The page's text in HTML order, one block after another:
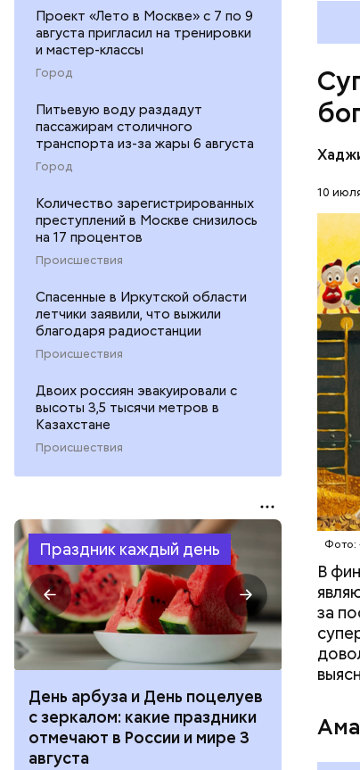
Проект «Лето в Москве» с 7 по 9
августа пригласил на тренировки
и мастер-классы
Город
Питьевую воду раздадут
пассажирам столичного
транспорта из-за жары 6 августа
Город
Количество зарегистрированных
преступлений в Москве снизилось
на 17 процентов
Происшествия
Спасенные в Иркутской области
летчики заявили, что выжили
благодаря радиостанции
Происшествия
Двоих россиян эвакуировали с
высоты 3,5 тысячи метров в
Казахстане
Происшествия
Праздник каждый день
День арбуза и День поцелуев
с зеркалом: какие праздники
отмечают в России и мире 3
августа
День
10
Фото:
В
за